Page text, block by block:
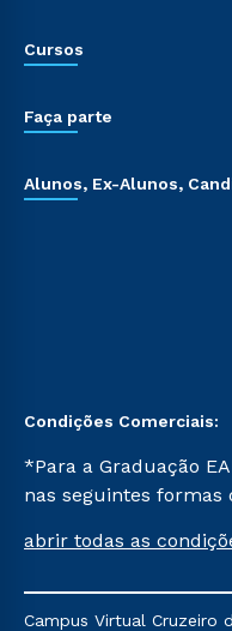
Cursos
Faça parte
Alunos, Ex-Alunos,
Condições Comerciais:
*Para a Graduação
nas seguintes formas
Já para as demais, a
mencionadas são
abrir todas as
Campus Virtual